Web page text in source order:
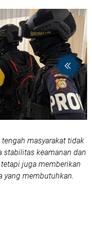
masyarakat tidak
stabilitas keamanan dan
juga memberikan
yang membutuhkan.